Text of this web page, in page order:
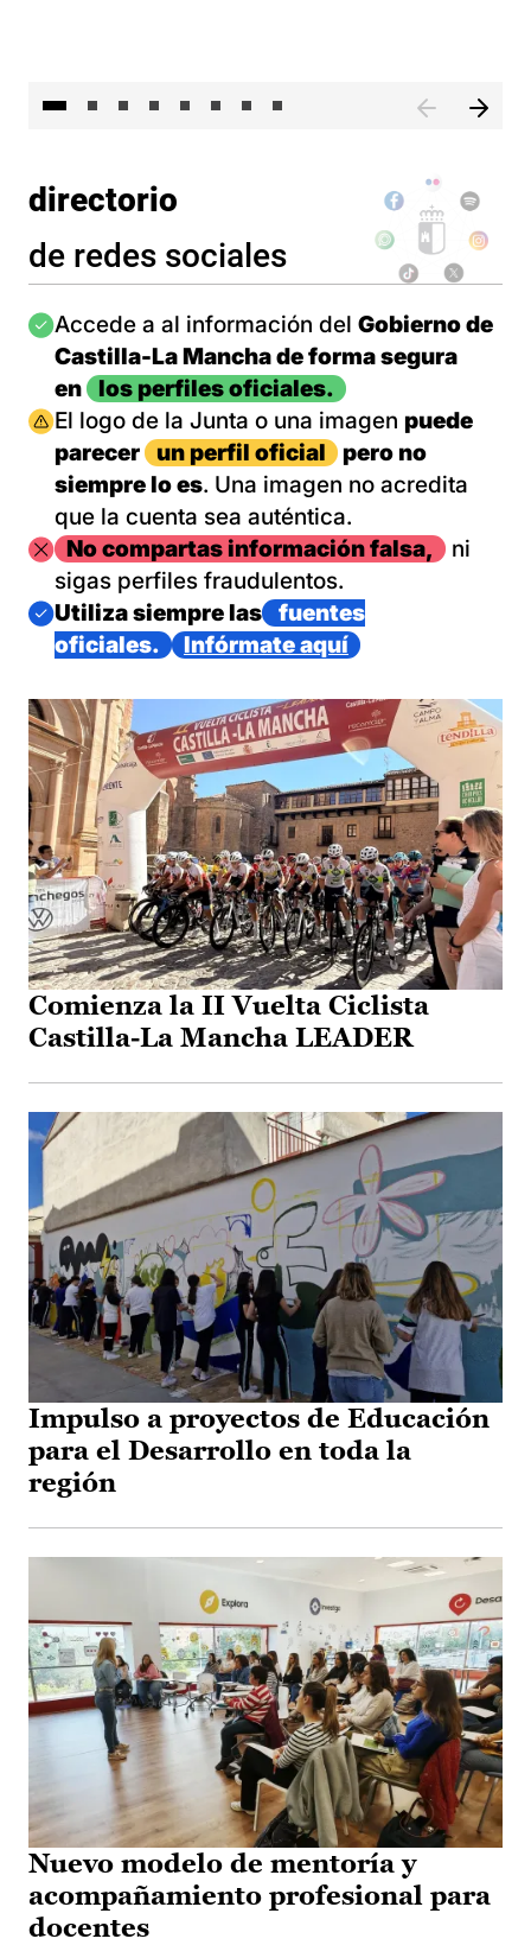
directorio
de redes sociales
Imagen
Accede a al información del Gobierno de
Castilla-La Mancha de forma segura
en
los perfiles oficiales.
Imagen
El logo de la Junta o una imagen puede
parecer
un perfil oficial
pero no
siempre lo es. Una imagen no acredita
que la cuenta sea auténtica.
ImagenNo compartas información falsa,
ni
sigas perfiles fraudulentos.
Imagen
Utiliza siempre las
fuentes
oficiales.
Infórmate aquí
Comienza la II Vuelta Ciclista
Castilla-La Mancha LEADER
Impulso a proyectos de Educación
para el Desarrollo en toda la
región
Nuevo modelo de mentoría y
acompañamiento profesional para
docentes